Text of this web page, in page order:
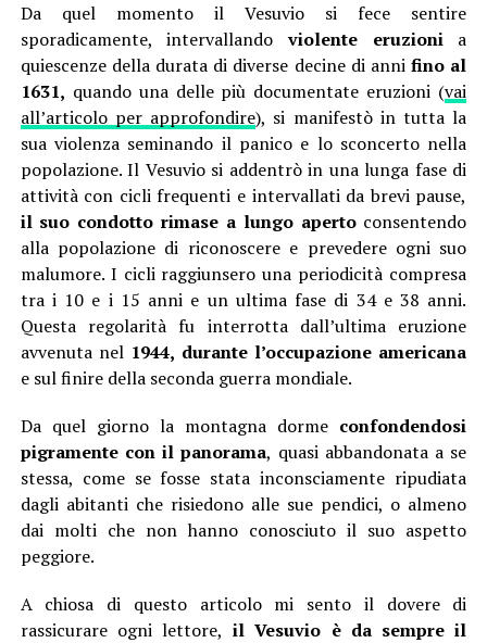
Da quel momento il Vesuvio si fece sentire
sporadicamente, intervallandoviolente eruzionia
quiescenze della durata di diverse decine di annifino al
1631, quando una delle più documentate eruzioni (vai
all’articolo per approfondire), si manifestò in tutta la
sua violenza seminando il panico e lo sconcerto nella
popolazione. Il Vesuvio si addentrò in una lunga fase di
attività con cicli frequenti e intervallati da brevi pause,
il suo condotto rimase a lungo apertoconsentendo
alla popolazione di riconoscere e prevedere ogni suo
malumore. I cicli raggiunsero una periodicità compresa
tra i 10 e i 15 anni e un ultima fase di 34 e 38 anni.
Questa regolarità fu interrotta dall’ultima eruzione
avvenuta nel 1944, durante l’occupazione americana
e sul finire della seconda guerra mondiale.
Da quel giorno la montagna dorme confondendosi
pigramente con il panorama, quasi abbandonata a se
stessa, come se fosse stata inconsciamente ripudiata
dagli abitanti che risiedono alle sue pendici, o almeno
dai molti che non hanno conosciuto il suo aspetto
peggiore.
A chiosa di questo articolo mi sento il dovere di
rassicurare ogni lettore, il Vesuvio è da sempre il